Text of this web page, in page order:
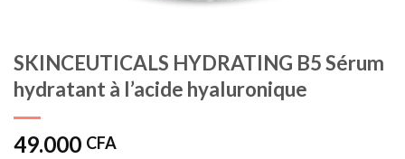
SKINCEUTICALS HYDRATING B5 Sérum
hydratant à l’acide hyaluronique
49.000 CFA